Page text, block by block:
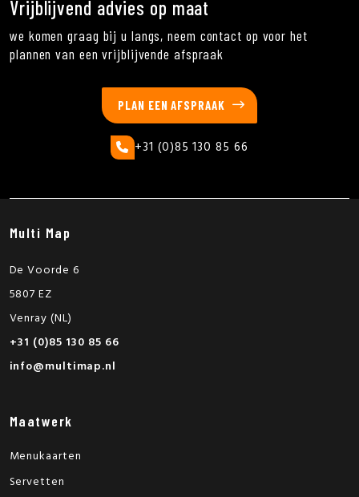
Vrijblijvend advies op maat
we komen graag bij u langs, neem contact op voor het
plannen van een vrijblijvende afspraak
PLAN EEN AFSPRAAK
+31 (0)85 130 85 66
Multi Map
De Voorde 6
5807 EZ
Venray (NL)
+31 (0)85 130 85 66
info@multimap.nl
Maatwerk
Menukaarten
Servetten